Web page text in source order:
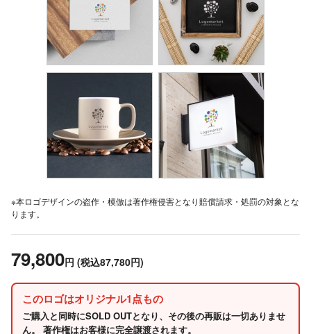
※本ロゴデザインの盗作・模倣は著作権侵害となり賠償請求・処罰の対象とな
ります。
79,800円 (税込87,780円)
このロゴはオリジナル1点もの
ご購入と同時にSOLD OUTとなり、その後の再販は一切ありませ
ん。 著作権はお客様に完全譲渡されます。